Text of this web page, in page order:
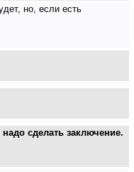
но, если есть
сделать заключение.